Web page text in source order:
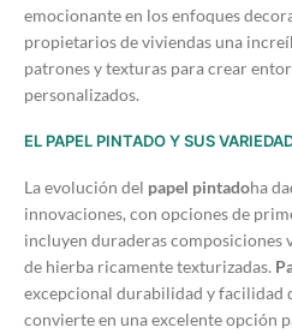
emocionante en los enfoques
propietarios de viviendas una
patrones y texturas para crear
personalizados.
EL PAPEL PINTADO Y SUS
La evolución del papel pintadoha
innovaciones, con opciones de
incluyen duraderas composiciones
de hierba ricamente texturizadas.
excepcional durabilidad y facilidad
convierte en una excelente opción